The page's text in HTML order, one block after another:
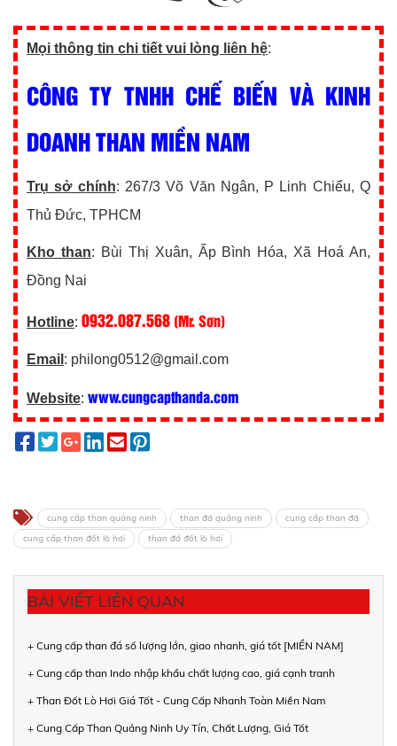
Mọi thông tin chi tiết vui lòng liên hệ:
CÔNG TY TNHH CHẾ BIẾN VÀ KINH
DOANH THAN MIỀN NAM
Trụ sở chính: 267/3 Võ Văn Ngân, P Linh Chiểu, Q
Thủ Đức, TPHCM
Kho than: Bùi Thị Xuân, Ấp Bình Hóa, Xã Hoá An,
Đồng Nai
Hotline: 0932.087.568 (Mr. Sơn)
Email : philong0512@gmail.com
Website: www.cungcapthanda.com
cung cấp than quảng ninh than đá quảng ninh
cung cấp than đá
cung cấp than đốt lò hơi
than đá đốt lò hơi
BÀI VIẾT LIÊN QUAN
+ Cung cấp than đá số lượng lớn, giao nhanh, giá tốt [MIỀN NAM]
+ Cung cấp than Indo nhập khẩu chất lượng cao, giá cạnh tranh
+ Than Đốt Lò Hơi Giá Tốt - Cung Cấp Nhanh Toàn Miền Nam
+ Cung Cấp Than Quảng Ninh Uy Tín, Chất Lượng, Giá Tốt